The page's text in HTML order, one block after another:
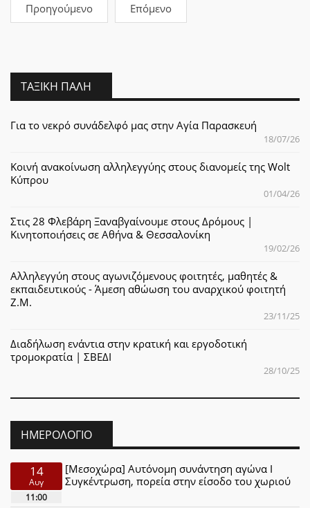
Προηγούμενο Επόμενο
ΤΑΞΙΚΉ ΠΆΛΗ
Για το νεκρό συνάδελφό μας στην Αγία Παρασκευή
18/07/26
Κοινή ανακοίνωση αλληλεγγύης στους διανομείς της Wolt
Κύπρου
01/04/26
Στις 28 Φλεβάρη Ξαναβγαίνουμε στους Δρόμους |
Κινητοποιήσεις σε Αθήνα & Θεσσαλονίκη
19/02/26
Αλληλεγγύη στους αγωνιζόμενους φοιτητές, μαθητές &
εκπαιδευτικούς - Άμεση αθώωση του αναρχικού φοιτητή
Ζ.Μ.
23/11/25
Διαδήλωση ενάντια στην κρατική και εργοδοτική
τρομοκρατία | ΣΒΕΔΙ
28/10/25
ΗΜΕΡΟΛΌΓΙΟ
14
Αυγ
11:00
[Μεσοχώρα] Αυτόνομη συνάντηση αγώνα Ι
Συγκέντρωση, πορεία στην είσοδο του χωριού